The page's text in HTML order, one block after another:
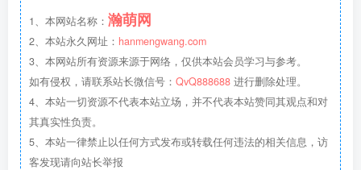
1、本网站名称： 瀚萌网
2、本站永久网址： hanmengwang.com
3、本网站所有资源来源于网络，仅供本站会员学习与参考。
如有侵权，请联系站长微信号： QvQ888688 进行删除处理。
4、本站一切资源不代表本站立场，并不代表本站赞同其观点和对
其真实性负责。
5、本站一律禁止以任何方式发布或转载任何违法的相关信息，访
客发现请向站长举报